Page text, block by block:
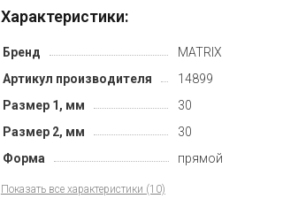
Характеристики:
Бренд
MATRIX
Артикул производителя
14899
Размер 1, мм
30
Размер 2, мм
30
Форма
прямой
Показать все характеристики (10)